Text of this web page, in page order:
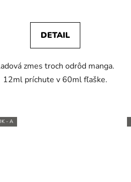
DETAIL
zmes troch odrôd manga.
12ml príchute v 60ml fľaške.
- A